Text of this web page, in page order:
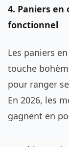
4. Paniers
fonctionnel
Les paniers
touche
pour ranger
En 2026, les
gagnent en